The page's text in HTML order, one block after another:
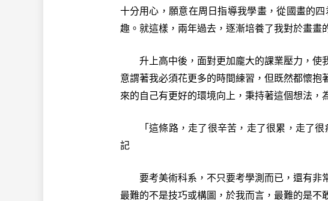
十分用心，願意在周日指導我學畫，從國畫的
趣。就這樣，兩年過去，逐漸培養了我對於畫畫
升上高中後，面對更加龐大的課業壓力，使我
意謂著我必須花更多的時間練習，但既然都懷
來的自己有更好的環境向上，秉持著這個想法，
「這條路，走了很辛苦，走了很累，走了很
記
要考美術科系，不只要考學測而已，還有非常
最難的不是技巧或構圖，於我而言，最難的是不